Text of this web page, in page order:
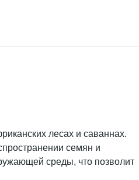
лесах и саваннах.
семян и
среды, что позволит